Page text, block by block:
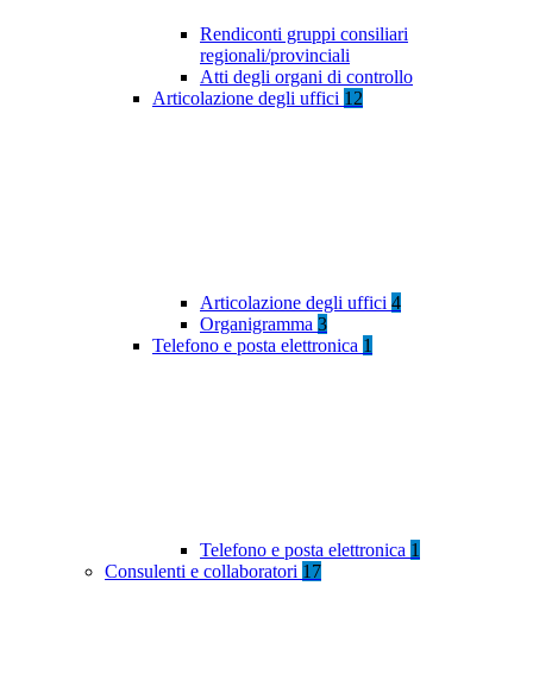
Rendiconti gruppi consiliari
regionali/provinciali
Atti degli organi di controllo
Articolazione degli uffici 12
Articolazione degli uffici 4
Organigramma 3
Telefono e posta elettronica 1
Telefono e posta elettronica 1
Consulenti e collaboratori 17